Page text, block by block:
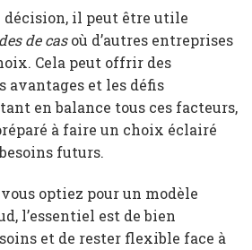
il peut être utile
de casoù d’autres entreprises
Cela peut offrir des
avantages et les défis
en balance tous ces facteurs,
à faire un choix éclairé
futurs.
optiez pour un modèle
l’essentiel est de bien
et de rester flexible face à